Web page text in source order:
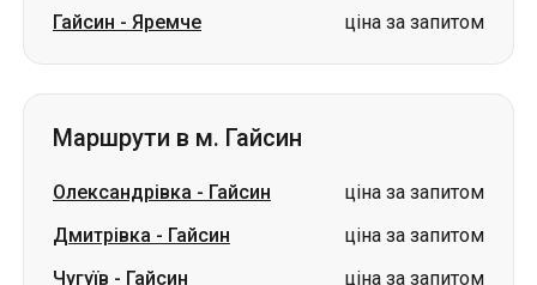
Гайсин - Яремче ціна за запитом
Маршрути в м. Гайсин
Олександрівка - Гайсин
ціна за запитом
Дмитрівка - Гайсин
ціна за запитом
Чугуїв - Гайсин
ціна за запитом